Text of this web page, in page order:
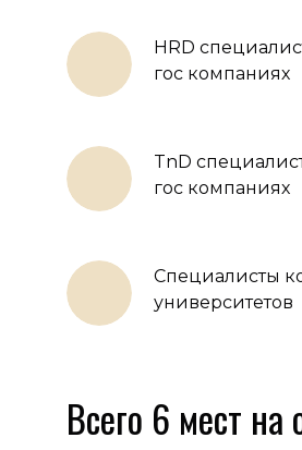
HRD
гос компаниях
TnD
гос компаниях
Специалисты
университетов
Всего 6 мест на